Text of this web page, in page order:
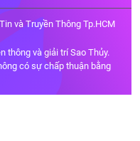
và Truyền Thông Tp.HCM
thông và giải trí Sao Thủy.
có sự chấp thuận bằng